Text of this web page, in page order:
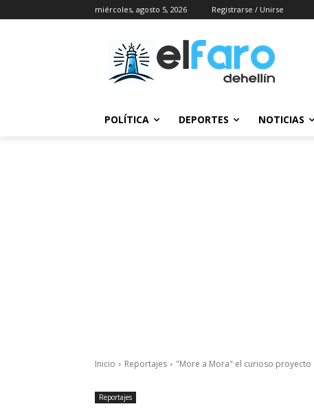
miércoles, agosto 5, 2026 Registrarse / Unirse
POLÍTICA DEPORTES NOTICIAS
Inicio Reportajes "More a Mora" el curioso
Reportajes